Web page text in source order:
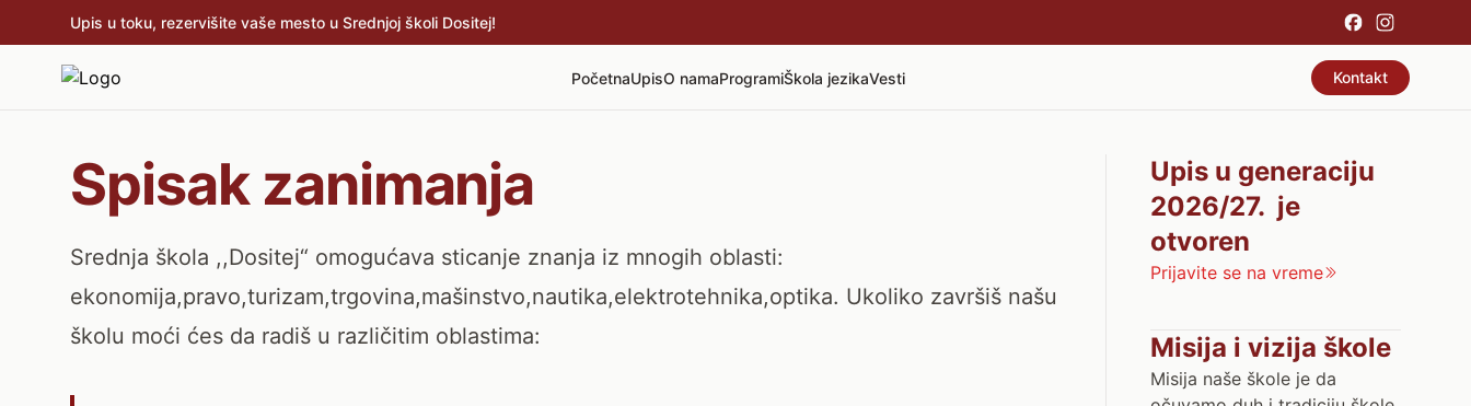
Upis u toku, rezervišite vaše mesto u Srednjoj školi Dositej!
PočetnaUpisO namaProgramiŠkola jezikaVesti Kontakt
Spisak zanimanja
Srednja škola ,,Dositej“ omogućava sticanje znanja iz mnogih oblasti:
ekonomija,pravo,turizam,trgovina,mašinstvo,nautika,elektrotehnika,optika. Ukoliko završiš našu
školu moći ćes da radiš u različitim oblastima:
Upis u generaciju
2026/27. je
otvoren
Prijavite se na vreme
Misija i vizija škole
Misija naše škole je da